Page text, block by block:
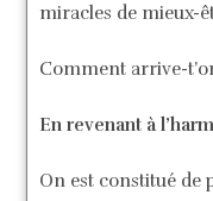
miracles de mieux-
Comment arrive-
En revenant à
On est constitué de